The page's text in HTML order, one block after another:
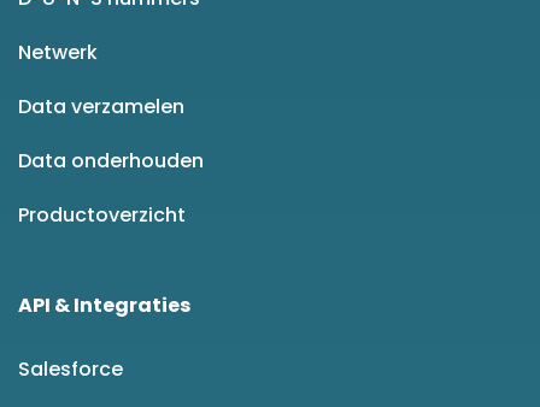
Netwerk
Data verzamelen
Data onderhouden
Productoverzicht
API & Integraties
Salesforce